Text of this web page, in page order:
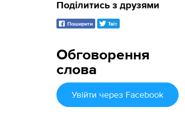
Обговорення
слова
Увійти через Facebook
Поділитись з друзями
Поширити Твіт